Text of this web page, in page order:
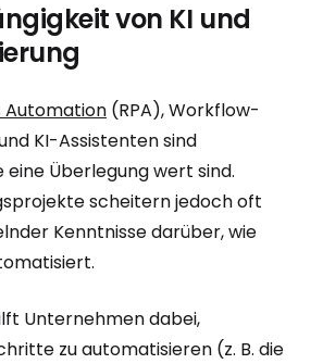
von KI und
Automation (RPA), Workflow-
KI-Assistenten sind
eine Überlegung wert sind.
scheitern jedoch oft
Kenntnisse darüber, wie
Unternehmen dabei,
zu automatisieren (z. B. die